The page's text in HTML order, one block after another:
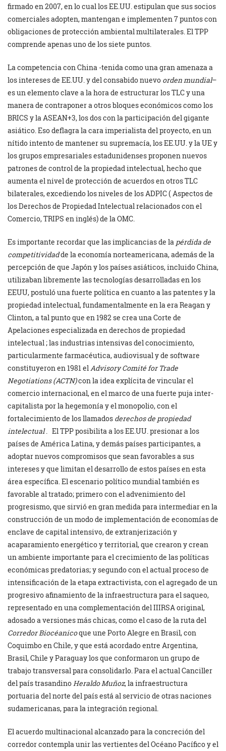
firmado en 2007, en lo cual los EE.UU. estipulan que sus socios
comerciales adopten, mantengan e implementen 7 puntos con
obligaciones de protección ambiental multilaterales. El TPP
comprende apenas uno de los siete puntos.
La competencia con China -tenida como una gran amenaza a
los intereses de EE.UU. y del consabido nuevo orden mundial–
es un elemento clave a la hora de estructurar los TLC y una
manera de contraponer a otros bloques económicos como los
BRICS y la ASEAN+3, los dos con la participación del gigante
asiático. Eso deflagra la cara imperialista del proyecto, en un
nítido intento de mantener su supremacía, los EE.UU. y la UE y
los grupos empresariales estadunidenses proponen nuevos
patrones de control de la propiedad intelectual, hecho que
aumenta el nivel de protección de acuerdos en otros TLC
bilaterales, excediendo los niveles de los ADPIC ( Aspectos de
los Derechos de Propiedad Intelectual relacionados con el
Comercio, TRIPS en inglés) de la OMC.
Es importante recordar que las implicancias de la pérdida de
competitividadde la economía norteamericana, además de la
percepción de que Japón y los países asiáticos, incluido China,
utilizaban libremente las tecnologías desarrolladas en los
EEUU, postuló una fuerte política en cuanto a las patentes y la
propiedad intelectual, fundamentalmente en la era Reagan y
Clinton, a tal punto que en 1982 se crea una Corte de
Apelaciones especializada en derechos de propiedad
intelectual ; las industrias intensivas del conocimiento,
particularmente farmacéutica, audiovisual y de software
constituyeron en 1981 elAdvisory Comité for Trade
Negotiations (ACTN)con la idea explícita de vincular el
comercio internacional, en el marco de una fuerte puja inter-
capitalista por la hegemonía y el monopolio, con el
fortalecimiento de los llamados derechos de propiedad
intelectual. El TPP posibilita a los EE.UU. presionar a los
países de América Latina, y demás países participantes, a
adoptar nuevos compromisos que sean favorables a sus
intereses y que limitan el desarrollo de estos países en esta
área específica. El escenario político mundial también es
favorable al tratado; primero con el advenimiento del
progresismo, que sirvió en gran medida para intermediar en la
construcción de un modo de implementación de economías de
enclave de capital intensivo, de extranjerización y
acaparamiento energético y territorial, que crearon y crean
un ambiente importante para el crecimiento de las políticas
económicas predatorias; y segundo con el actual proceso de
intensificación de la etapa extractivista, con el agregado de un
progresivo afinamiento de la infraestructura para el saqueo,
representado en una complementación del IIIRSA original,
adosado a versiones más chicas, como el caso de la ruta del
Corredor Biocéanicoque une Porto Alegre en Brasil, con
Coquimbo en Chile, y que está acordado entre Argentina,
Brasil, Chile y Paraguay los que conformaron un grupo de
trabajo transversal para consolidarlo. Para el actual Canciller
del país trasandinoHeraldo Muñoz, la infraestructura
portuaria del norte del país está al servicio de otras naciones
sudamericanas, para la integración regional.
El acuerdo multinacional alcanzado para la concreción del
corredor contempla unir las vertientes del Océano Pacífico y el